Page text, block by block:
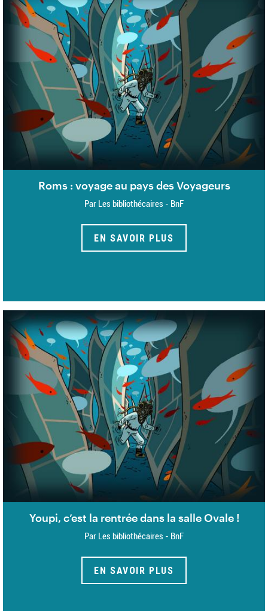
Roms : voyage au pays des Voyageurs
Par Les bibliothécaires - BnF
EN SAVOIR PLUS
Youpi, c’est la rentrée dans la salle Ovale !
Par Les bibliothécaires - BnF
EN SAVOIR PLUS